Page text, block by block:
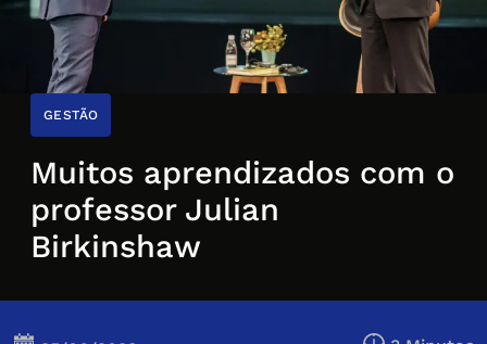
GESTÃO
Muitos aprendizados com o
professor Julian
Birkinshaw